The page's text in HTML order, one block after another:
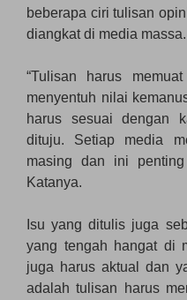
beberapa ciri tulisan
diangkat di media massa.
“Tulisan harus
menyentuh nilai
harus sesuai dengan
dituju. Setiap media
masing dan ini
Katanya.
Isu yang ditulis juga
yang tengah hangat di
juga harus aktual dan
adalah tulisan harus